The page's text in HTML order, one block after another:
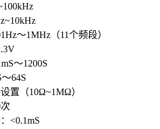
～1MHz （11个频段）
～1200S
～64S
置（10Ω~1MΩ）
次
<0.1mS